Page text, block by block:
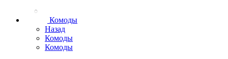
Комоды
Назад
Комоды
Комоды